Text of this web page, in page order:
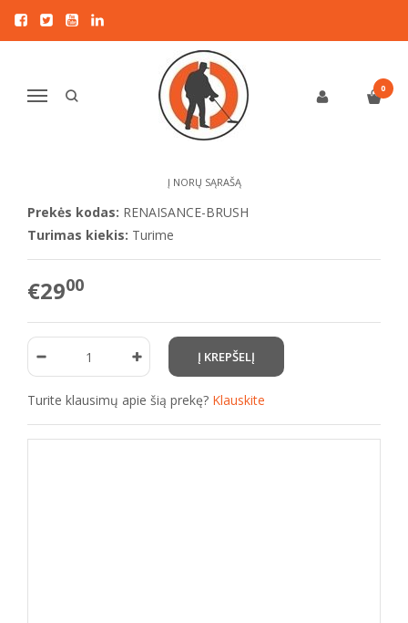
Navigacija
0
Pagrindinis
VALYMUI IR SAUGOJIMUI
Fosforo-bronzos valymo šepetėlis Renaisance
FOSFORO-BRONZOS VALYMO
ŠEPETĖLIS RENAISANCE
Į NORŲ SĄRAŠĄ
Prekės kodas: RENAISANCE-BRUSH
Turimas kiekis: Turime
€2900
Turite klausimų apie šią prekę? Klauskite